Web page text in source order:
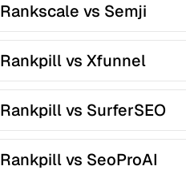
Rankscale vs Semji
Rankpill vs Xfunnel
Rankpill vs SurferSEO
Rankpill vs SeoProAI